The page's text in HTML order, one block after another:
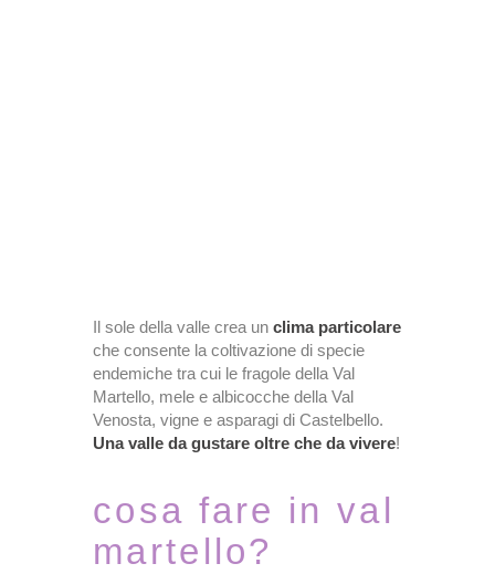
Il sole della valle crea un clima particolare
che consente la coltivazione di specie
endemiche tra cui le fragole della Val
Martello, mele e albicocche della Val
Venosta, vigne e asparagi di Castelbello.
Una valle da gustare oltre che da vivere!
cosa fare in val
martello?